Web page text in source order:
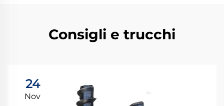
Consigli e trucchi
24
Nov